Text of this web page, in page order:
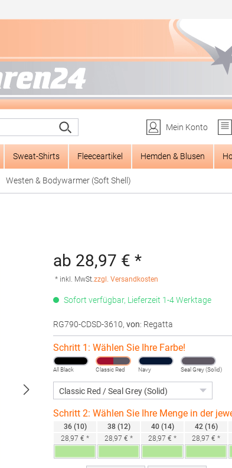
Mein Konto
Sweat-Shirts Fleeceartikel Hemden & Blusen
Westen & Bodywarmer (Soft Shell)
ab 28,97 € *
* inkl. MwSt.zzgl. Versandkosten
Sofort verfügbar, Lieferzeit 1-4 Werktage
RG790-CDSD-3610, von: Regatta
Schritt 1: Wählen Sie Ihre Farbe!
All Black Classic Red Navy Seal Grey (Solid)
Schritt 2: Wählen Sie Ihre Menge in der
36 (10)
28,97 € *
38 (12)
28,97 € *
40 (14)
28,97 € *
42 (16)
28,97 € *